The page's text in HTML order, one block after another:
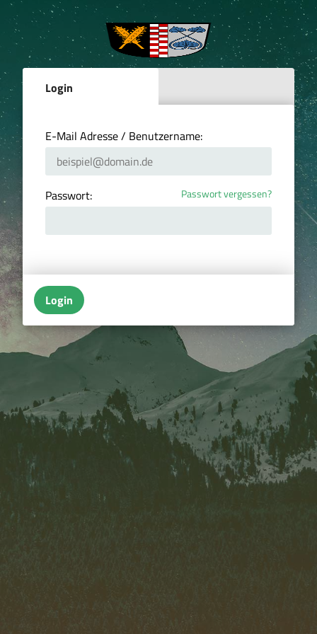
Login
E-Mail Adresse / Benutzername:
Passwort: Passwort vergessen?
Login